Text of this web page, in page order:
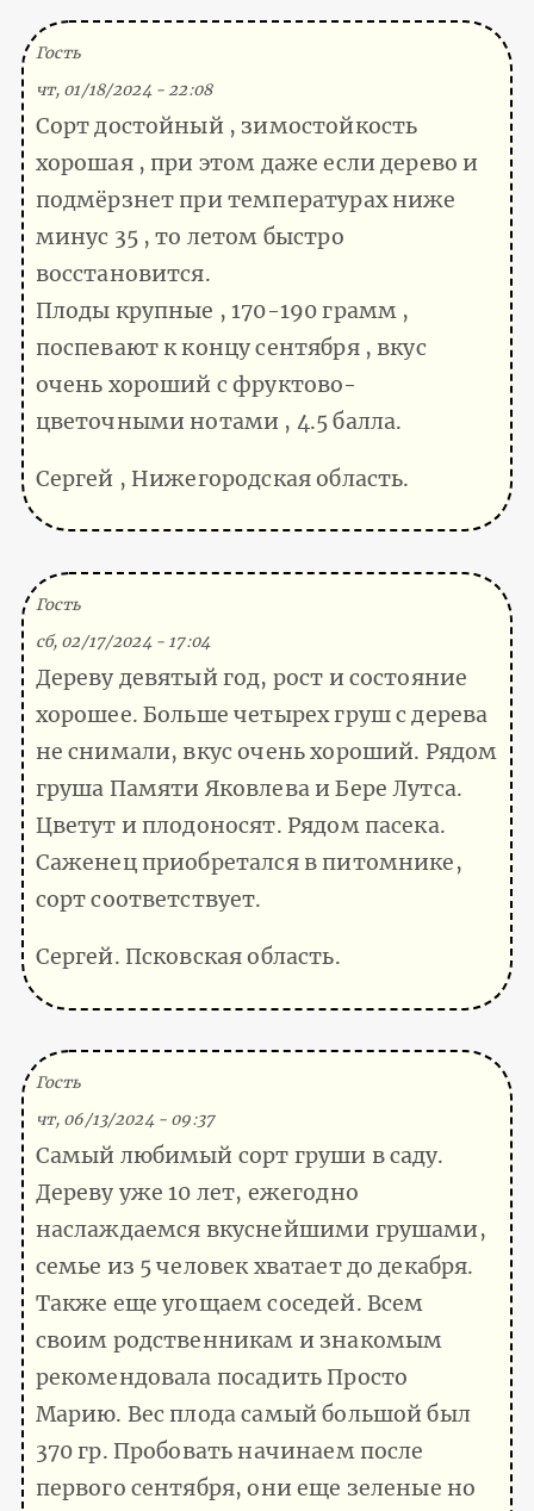
Гость
чт, 01/18/2024 - 22:08
Сорт достойный , зимостойкость
хорошая , при этом даже если дерево и
подмёрзнет при температурах ниже
минус 35 , то летом быстро
восстановится.
Плоды крупные , 170-190 грамм ,
поспевают к концу сентября , вкус
очень хороший с фруктово-
цветочными нотами , 4.5 балла.
Сергей , Нижегородская область.
Гость
сб, 02/17/2024 - 17:04
Дереву девятый год, рост и состояние
хорошее. Больше четырех груш с дерева
не снимали, вкус очень хороший. Рядом
груша Памяти Яковлева и Бере Лутса.
Цветут и плодоносят. Рядом пасека.
Саженец приобретался в питомнике,
сорт соответствует.
Сергей. Псковская область.
Гость
чт, 06/13/2024 - 09:37
Самый любимый сорт груши в саду.
Дереву уже 10 лет, ежегодно
наслаждаемся вкуснейшими грушами,
семье из 5 человек хватает до декабря.
Также еще угощаем соседей. Всем
своим родственникам и знакомым
рекомендовала посадить Просто
Марию. Вес плода самый большой был
370 гр. Пробовать начинаем после
первого сентября, они еще зеленые но